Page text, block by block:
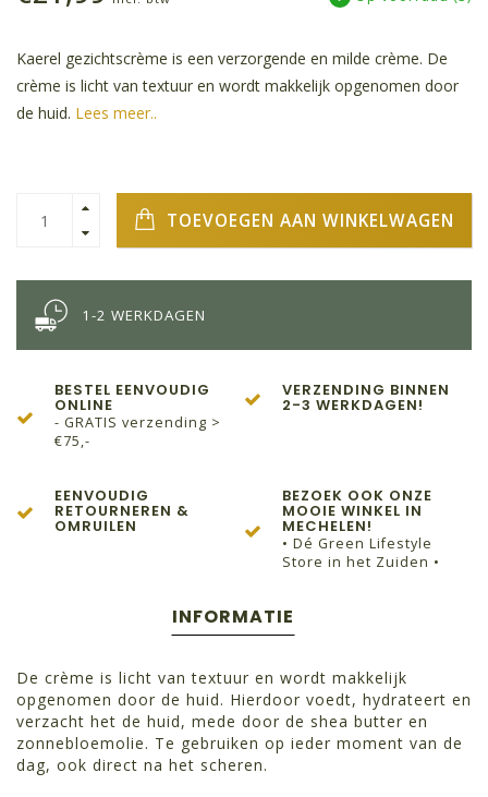
Kaerel gezichtscrème is een verzorgende en milde crème. De
crème is licht van textuur en wordt makkelijk opgenomen door
de huid. Lees meer..
TOEVOEGEN AAN WINKELWAGEN
1-2 WERKDAGEN
BESTEL EENVOUDIG
ONLINE
- GRATIS verzending >
€75,-
VERZENDING BINNEN
2-3 WERKDAGEN!
EENVOUDIG
RETOURNEREN &
OMRUILEN
BEZOEK OOK ONZE
MOOIE WINKEL IN
MECHELEN!
• Dé Green Lifestyle
Store in het Zuiden •
INFORMATIE
De crème is licht van textuur en wordt makkelijk
opgenomen door de huid. Hierdoor voedt, hydrateert en
verzacht het de huid, mede door de shea butter en
zonnebloemolie. Te gebruiken op ieder moment van de
dag, ook direct na het scheren.